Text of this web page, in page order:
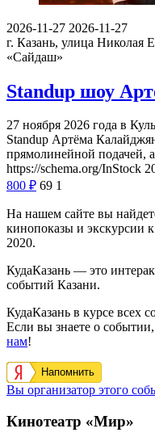
2026-11-27 2026-11-27
г. Казань, улица Николая
«Сайдаш»
Standup шоу
27 ноября 2026 года в
Standup Артёма
прямолинейной подачей,
https://schema.org/InStock
800 ₽ 69 1
На нашем сайте вы
кинопоказы и экскурсии
2020.
КудаКазань — это
событий Казани.
КудаКазань в курсе всех
Если вы знаете о событии,
нам!
Напомнить
Вы организатор этого
Кинотеатр «Мир»